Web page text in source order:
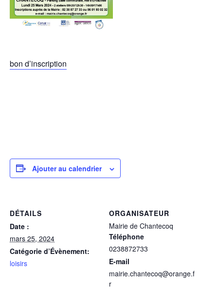
bon d’inscription
Ajouter au calendrier
DÉTAILS
Date :
mars 25, 2024
Catégorie d’Évènement:
loisirs
ORGANISATEUR
Mairie de Chantecoq
Téléphone
0238872733
E-mail
mairie.chantecoq@orange.f
r